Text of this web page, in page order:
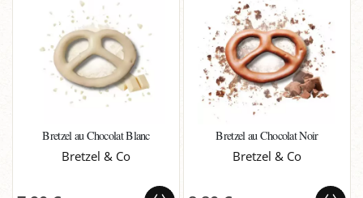
Bretzel au Chocolat Blanc
Bretzel & Co
Bretzel au Chocolat Noir
Bretzel & Co